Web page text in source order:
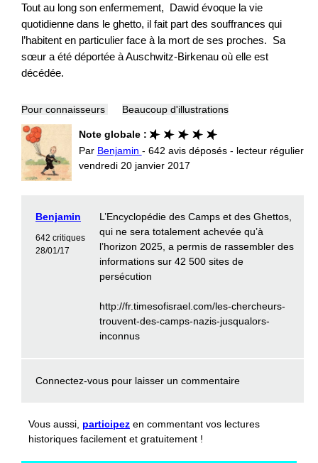
Tout au long son enfermement, Dawid évoque la vie
quotidienne dans le ghetto, il fait part des souffrances qui
l’habitent en particulier face à la mort de ses proches. Sa
sœur a été déportée à Auschwitz-Birkenau où elle est
décédée.
Pour connaisseurs Beaucoup d'illustrations
Note globale :
Par Benjamin - 642 avis déposés - lecteur régulier
vendredi 20 janvier 2017
Benjamin
642 critiques
28/01/17
L’Encyclopédie des Camps et des Ghettos,
qui ne sera totalement achevée qu’à
l’horizon 2025, a permis de rassembler des
informations sur 42 500 sites de
persécution
http://fr.timesofisrael.com/les-chercheurs-
trouvent-des-camps-nazis-jusqualors-
inconnus
Connectez-vous pour laisser un commentaire
Vous aussi, participez en commentant vos lectures
historiques facilement et gratuitement !